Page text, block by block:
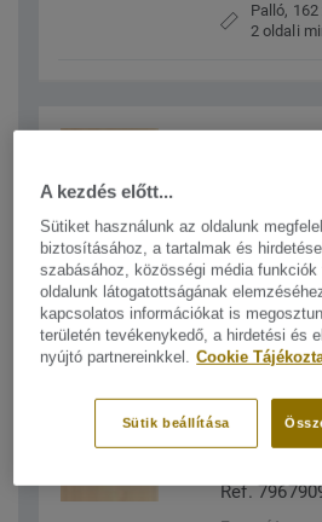
Palló,
2 oldali
Kőris
Ref.
Formátum
Palló,
2 oldali
Kőris
Ref.
A kezdés előtt...
Sütiket használunk az oldalunk
biztosításához, a tartalmak és
szabásához, közösségi média
oldalunk látogatottságának
kapcsolatos információkat is
területén tevékenykedő, a hirdetési és
nyújtó partnereinkkel. Cookie
Sütik beállítása